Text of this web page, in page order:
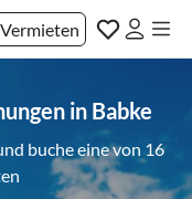
Vermieten
in Babke
buche eine von 16